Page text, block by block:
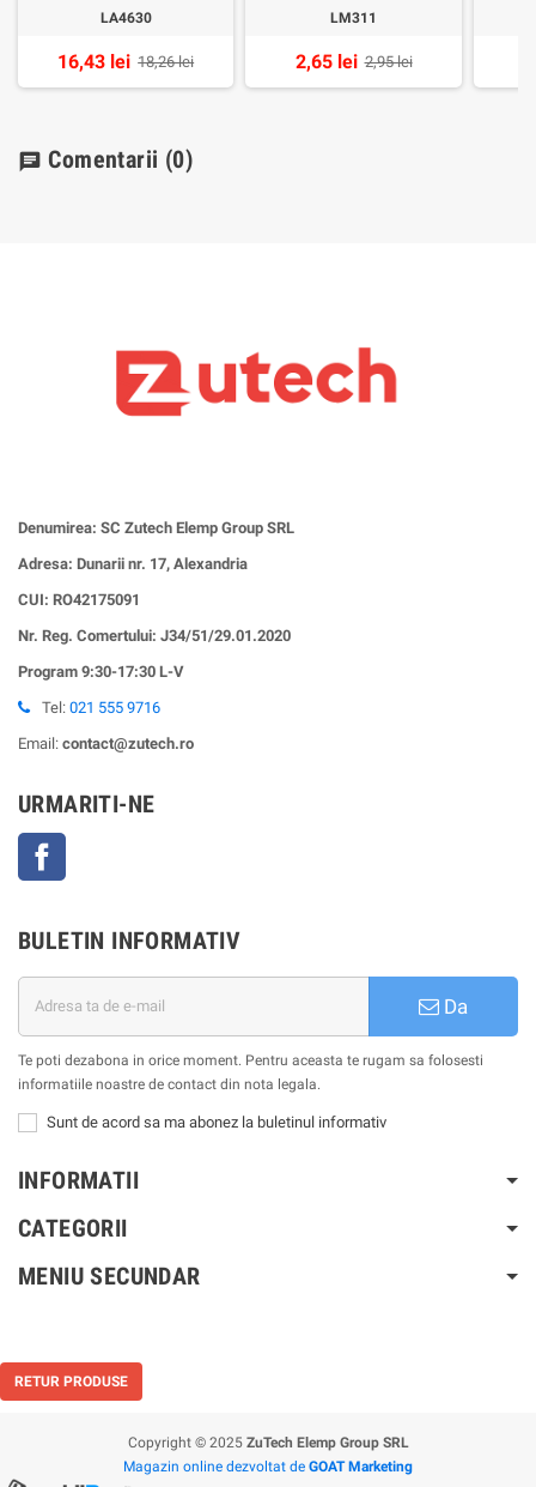
LA4630
16,43 lei 18,26 lei
LM311
2,65 lei 2,95 lei
chat Comentarii (0)
Denumirea: SC Zutech Elemp Group SRL
Adresa: Dunarii nr. 17, Alexandria
CUI: RO42175091
Nr. Reg. Comertului: J34/51/29.01.2020
Program 9:30-17:30 L-V
Tel: 021 555 9716
Email: contact@zutech.ro
URMARITI-NE
BULETIN INFORMATIV
Da
Te poti dezabona in orice moment. Pentru aceasta te rugam sa folosesti
informatiile noastre de contact din nota legala.
Sunt de acord sa ma abonez la buletinul informativ
INFORMATII
CATEGORII
MENIU SECUNDAR
RETUR PRODUSE
Copyright © 2025 ZuTech Elemp Group SRL
Magazin online dezvoltat de GOAT Marketing